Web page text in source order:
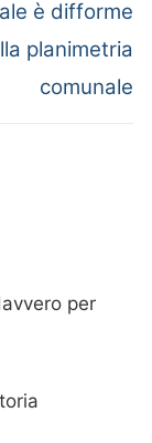
è difforme
planimetria
comunale
per